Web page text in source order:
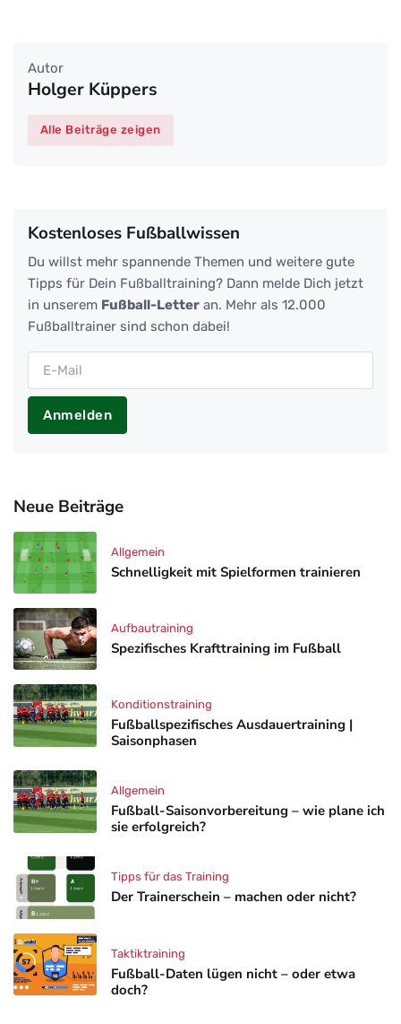
Autor
Holger Küppers
Alle Beiträge zeigen
Kostenloses Fußballwissen
Du willst mehr spannende Themen und weitere gute
Tipps für Dein Fußballtraining? Dann melde Dich jetzt
in unserem Fußball-Letter an. Mehr als 12.000
Fußballtrainer sind schon dabei!
Anmelden
Neue Beiträge
Schnelligkeit mit Spielformen trainieren
Allgemein
Spezifisches Krafttraining im Fußball
Aufbautraining
Fußballspezifisches Ausdauertraining |
Saisonphasen
Konditionstraining
Fußball-Saisonvorbereitung – wie plane ich
sie erfolgreich?
Allgemein
Der Trainerschein – machen oder nicht?
Tipps für das Training
Fußball-Daten lügen nicht – oder etwa
doch?
Taktiktraining